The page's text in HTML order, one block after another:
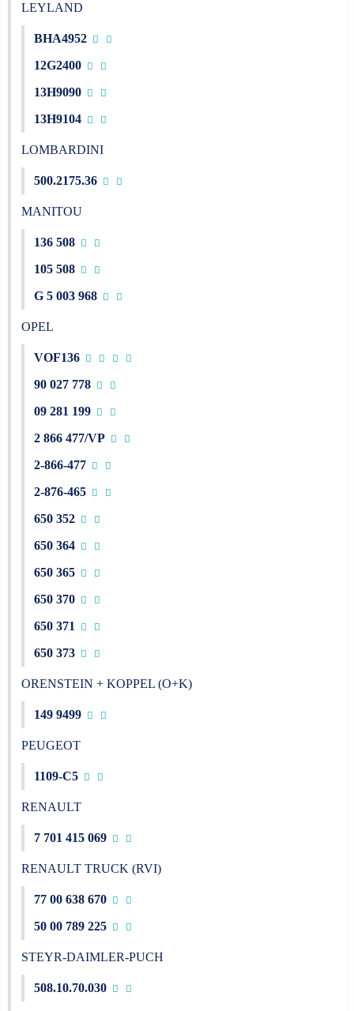
LEYLAND
BHA4952
12G2400
13H9090
13H9104
LOMBARDINI
500.2175.36
MANITOU
136 508
105 508
G 5 003 968
OPEL
VOF136
90 027 778
09 281 199
2 866 477/VP
2-866-477
2-876-465
650 352
650 364
650 365
650 370
650 371
650 373
ORENSTEIN + KOPPEL (O+K)
149 9499
PEUGEOT
1109-C5
RENAULT
7 701 415 069
RENAULT TRUCK (RVI)
77 00 638 670
50 00 789 225
STEYR-DAIMLER-PUCH
508.10.70.030